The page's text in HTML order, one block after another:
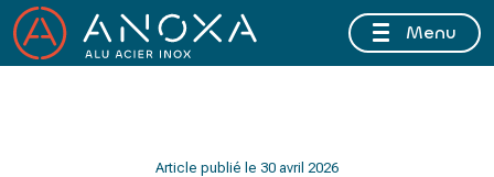
FERMETURE ESTIVALE DU 10 AU 16 AOÛT 2026 INCLUSMenu
Article publié le 30 avril 2026